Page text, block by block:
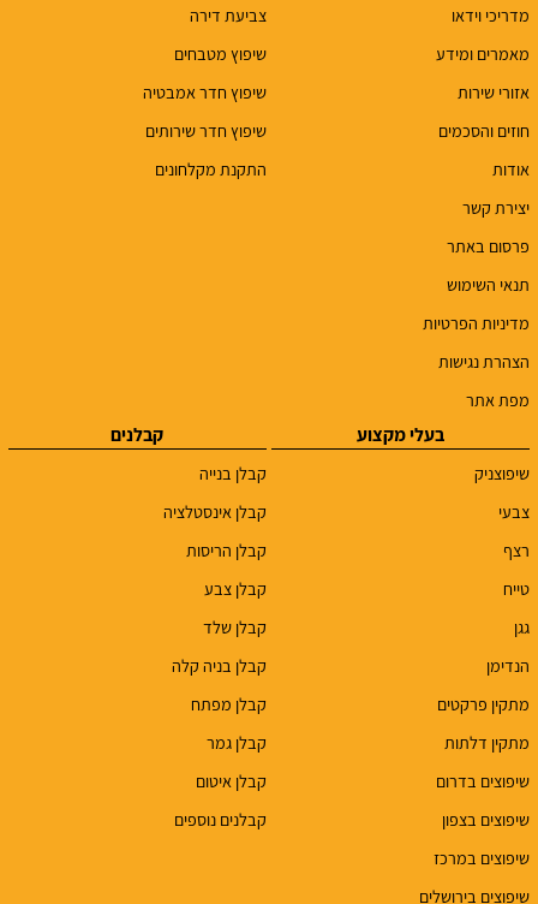
מדריכי וידאו
מאמרים ומידע
אזורי שירות
חוזים והסכמים
אודות
יצירת קשר
פרסום באתר
תנאי השימוש
מדיניות הפרטיות
הצהרת נגישות
מפת אתר
צביעת דירה
שיפוץ מטבחים
שיפוץ חדר אמבטיה
שיפוץ חדר שירותים
התקנת מקלחונים
בעלי מקצוע
שיפוצניק
צבעי
רצף
טייח
גגן
הנדימן
מתקין פרקטים
מתקין דלתות
שיפוצים בדרום
שיפוצים בצפון
שיפוצים במרכז
שיפוצים בירושלים
קבלנים
קבלן בנייה
קבלן אינסטלציה
קבלן הריסות
קבלן צבע
קבלן שלד
קבלן בניה קלה
קבלן מפתח
קבלן גמר
קבלן איטום
קבלנים נוספים